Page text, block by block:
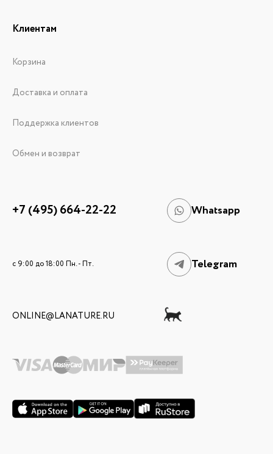
Клиентам
Корзина
Доставка и оплата
Поддержка клиентов
Обмен и возврат
+7 (495) 664-22-22 Whatsapp
c 9:00 до 18:00 Пн. - Пт. Telegram
ONLINE@LANATURE.RU